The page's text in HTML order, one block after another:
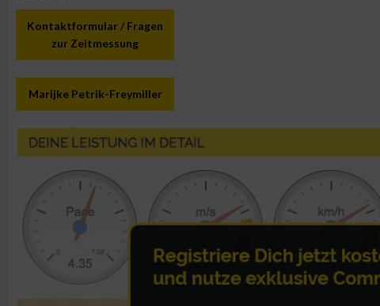
Kontaktformular / Fragen
zur Zeitmessung
Marijke Petrik-Freymiller
Geräte anhand von aktiv angeforderten Informationen identifizieren
Performance
Funktional
Werbung